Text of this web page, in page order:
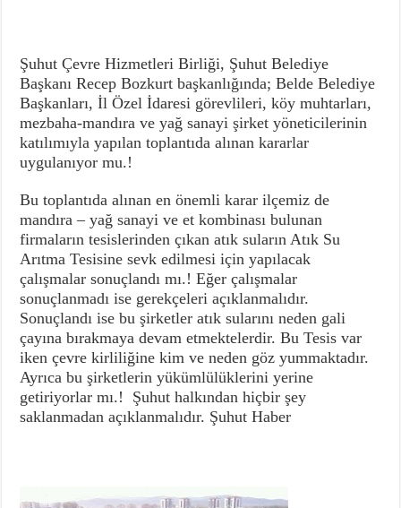
Şuhut Çevre Hizmetleri Birliği, Şuhut Belediye
Başkanı Recep Bozkurt başkanlığında; Belde Belediye
Başkanları, İl Özel İdaresi görevlileri, köy muhtarları,
mezbaha-mandıra ve yağ sanayi şirket yöneticilerinin
katılımıyla yapılan toplantıda alınan kararlar
uygulanıyor mu.!
Bu toplantıda alınan en önemli karar ilçemiz de
mandıra – yağ sanayi ve et kombinası bulunan
firmaların tesislerinden çıkan atık suların Atık Su
Arıtma Tesisine sevk edilmesi için yapılacak
çalışmalar sonuçlandı mı.! Eğer çalışmalar
sonuçlanmadı ise gerekçeleri açıklanmalıdır.
Sonuçlandı ise bu şirketler atık sularını neden gali
çayına bırakmaya devam etmektelerdir. Bu Tesis var
iken çevre kirliliğine kim ve neden göz yummaktadır.
Ayrıca bu şirketlerin yükümlülüklerini yerine
getiriyorlar mı.! Şuhut halkından hiçbir şey
saklanmadan açıklanmalıdır. Şuhut Haber